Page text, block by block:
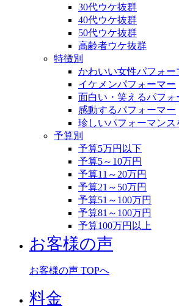
30代ウケ抜群
40代ウケ抜群
50代ウケ抜群
高齢者ウケ抜群
特徴別
かわいい女性パフォー
イケメンパフォーマー
面白い・笑えるパフォ
感動するパフォーマー
珍しいパフォーマン
予算別
予算5万円以下
予算5～10万円
予算11～20万円
予算21～50万円
予算51～100万円
予算81～100万円
予算100万円以上
お客様の声
お客様の声 TOPへ
料金